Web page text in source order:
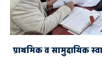
प्राथमिक व सामुदायिक